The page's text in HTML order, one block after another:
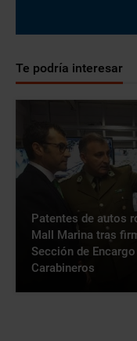
Te podría interesar
Patentes de autos
Mall Marina tras
Sección de
Carabineros